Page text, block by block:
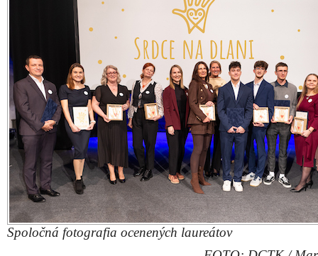
FOTO: DCTK /
Komisia mala neľahkú úlohu, vybrať spomedzi silných
ocenených v každej kategórii. Nakoniec udelili
mimoriadne ocenenie, takže celkom osem ocenení.
Laureáti si odniesli ručne robené keramické plakety s
srdca na dlani, ktoré vytvorili klienti Centra
Mikádo v Skalici.
„Dobrovoľníci sú často nenápadní, robia veľké veci
potreby uznania. A práve v tejto skromnosti sa
výnimočnosť. Mnohí z nich si ani neuvedomujú,
dosah má ich pomoc. Sme radi, že vďaka dnešnému
ich môže spoznať aj širšia verejnosť a že sa od
môžeme inšpirovať,“uviedla Zuzana Šujanová,
Dobrovoľníckeho centra Trnavského kraja
organizuje oceňovanie na krajskej úrovni.